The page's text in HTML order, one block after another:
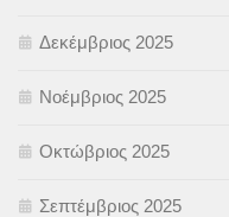
Δεκέμβριος 2025
Νοέμβριος 2025
Οκτώβριος 2025
Σεπτέμβριος 2025